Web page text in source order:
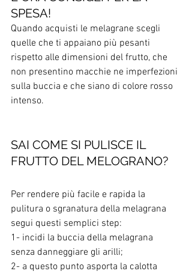
SPESA!
Quando acquisti le melagrane scegli
quelle che ti appaiano più pesanti
rispetto alle dimensioni del frutto, che
non presentino macchie ne imperfezioni
sulla buccia e che siano di colore rosso
intenso.
SAI COME SI PULISCE IL
FRUTTO DEL MELOGRANO?
Per rendere più facile e rapida la
pulitura o sgranatura della melagrana
segui questi semplici step:
1- incidi la buccia della melagrana
senza danneggiare gli arilli;
2- a questo punto asporta la calotta